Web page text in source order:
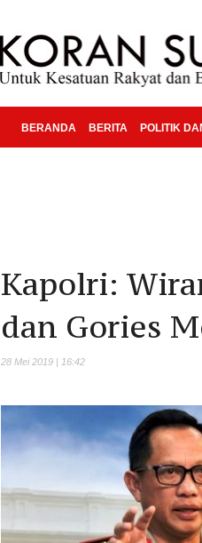
BERANDA BERITA POLITIK
Kapolri:
dan Gories
28 Mei 2019 | 16:42